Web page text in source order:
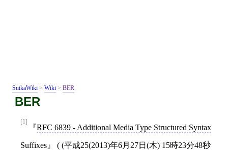
SuikaWiki > Wiki > BER
BER
[1]
RFC 6839 - Additional Media Type Structured Syntax
Suffixes ( (平成25(2013)年6月27日(木) 15時23分48秒